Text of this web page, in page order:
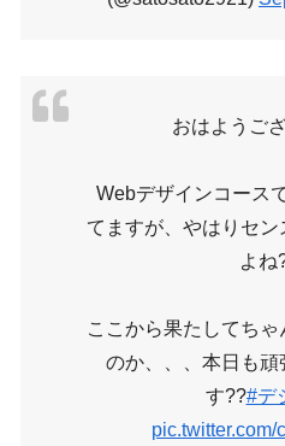
おはようご
Webデザインコース
てますが、やはりセ
よね
ここから果たしてち
のか、、、本日も頑
す??#デ